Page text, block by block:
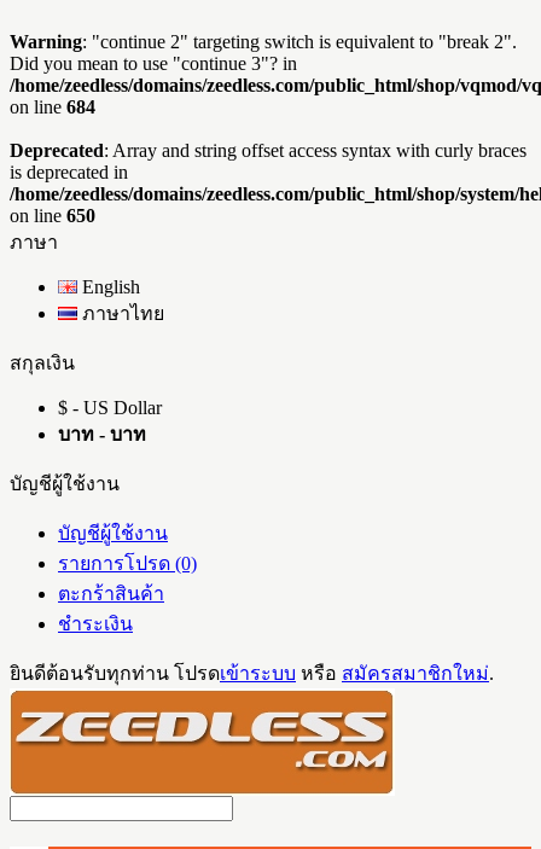
Warning: "continue 2" targeting switch is equivalent to "break 2".
Did you mean to use "continue 3"? in
/home/zeedless/domains/zeedless.com/public_html/shop/vqmod/
on line 684
Deprecated: Array and string offset access syntax with curly braces
is deprecated in
/home/zeedless/domains/zeedless.com/public_html/shop/system/
on line 650
ภาษา
English
ภาษาไทย
สกุลเงิน
$ - US Dollar
บาท - บาท
บัญชีผู้ใช้งาน
บัญชีผู้ใช้งาน
รายการโปรด (0)
ตะกร้าสินค้า
ชำระเงิน
ยินดีต้อนรับทุกท่าน โปรดเข้าระบบ หรือ สมัครสมาชิกใหม่.